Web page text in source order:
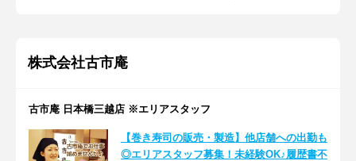
株式会社古市庵
古市庵 日本橋三越店 ※エリアスタッフ
【巻き寿司の販売・製造】他店舗への出勤も
◎エリアスタッフ募集！未経験OK♪履歴書不